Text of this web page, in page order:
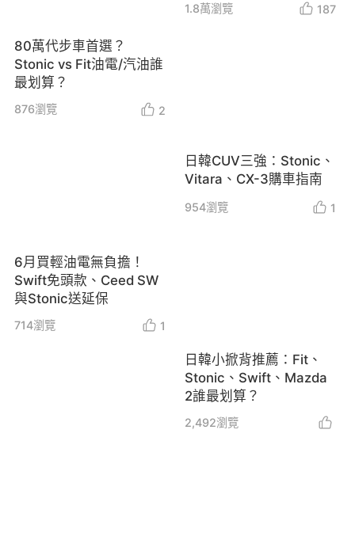
80萬代步車首選？
Stonic vs Fit油電/汽油誰
最划算？
876瀏覽 2
6月買輕油電無負擔！
Swift免頭款、Ceed SW
與Stonic送延保
714瀏覽 1
1.8萬瀏覽 187
日韓CUV三強：Stonic、
Vitara、CX-3購車指南
954瀏覽 1
日韓小掀背推薦：Fit、
Stonic、Swift、Mazda
2誰最划算？
2,492瀏覽